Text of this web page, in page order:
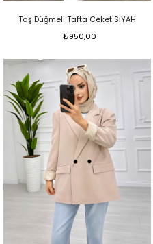
Taş Düğmeli Tafta Ceket SİYAH
₺950,00